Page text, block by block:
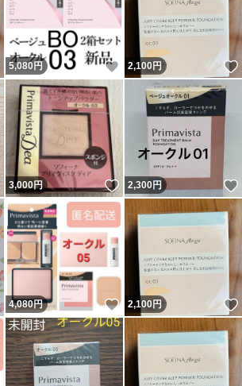
いいね！
5,080 円 いいね！
2,100円
いいね！
3,000円 いいね！
2,300円
いいね！
4,080円 いいね！
2,100円